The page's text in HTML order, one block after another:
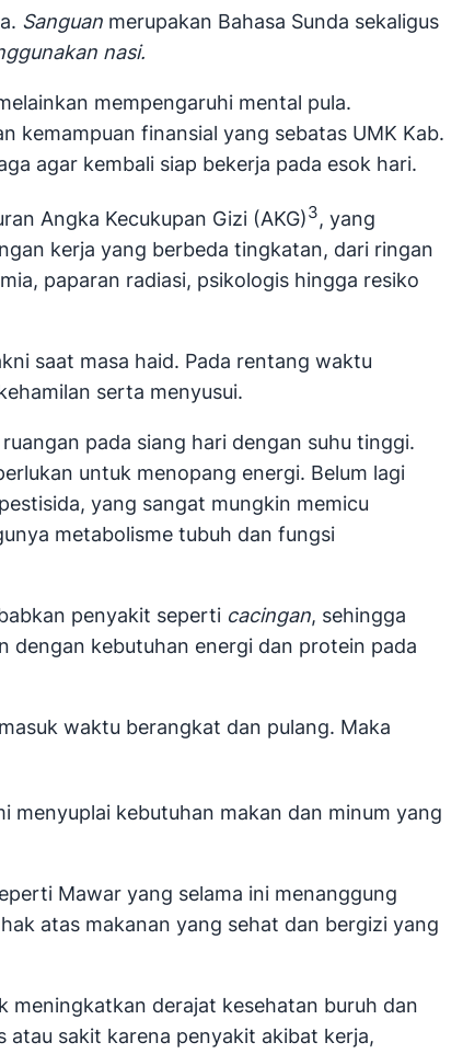
Sanguan merupakan Bahasa Sunda sekaligus
nasi.
mempengaruhi mental pula.
kemampuan finansial yang sebatas UMK Kab.
agar kembali siap bekerja pada esok hari.
Angka Kecukupan Gizi (AKG)3, yang
kerja yang berbeda tingkatan, dari ringan
paparan radiasi, psikologis hingga resiko
saat masa haid. Pada rentang waktu
serta menyusui.
pada siang hari dengan suhu tinggi.
untuk menopang energi. Belum lagi
yang sangat mungkin memicu
metabolisme tubuh dan fungsi
penyakit seperti cacingan, sehingga
dengan kebutuhan energi dan protein pada
waktu berangkat dan pulang. Maka
menyuplai kebutuhan makan dan minum yang
Mawar yang selama ini menanggung
atas makanan yang sehat dan bergizi yang
meningkatkan derajat kesehatan buruh dan
atau sakit karena penyakit akibat kerja,